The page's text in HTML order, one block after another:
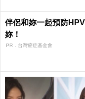
伴侶和妳一起預防
妳！
PR．台灣癌症基金會